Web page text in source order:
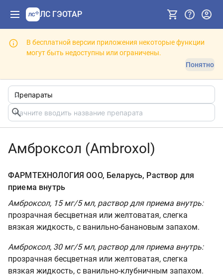
ЛС ГЭОТАР
В бесплатной версии приложения некоторые функции
могут быть недоступны или ограничены.
Понятно
Амброксол (Ambroxol)
ФАРМТЕХНОЛОГИЯ ООО, Беларусь, Раствор для
приема внутрь
Амброксол, 15 мг/5 мл, раствор для приема внутрь:
прозрачная бесцветная или желтоватая, слегка
вязкая жидкость, с ванильно-банановым запахом.
Амброксол, 30 мг/5 мл, раствор для приема внутрь:
прозрачная бесцветная или желтоватая, слегка
вязкая жидкость, с ванильно-клубничным запахом.